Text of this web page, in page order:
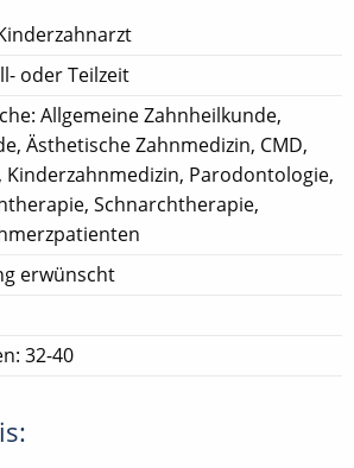
oder Teilzeit
Allgemeine Zahnheilkunde,
Ästhetische Zahnmedizin, CMD,
Parodontologie,
Schnarchtherapie,
erwünscht
32-40